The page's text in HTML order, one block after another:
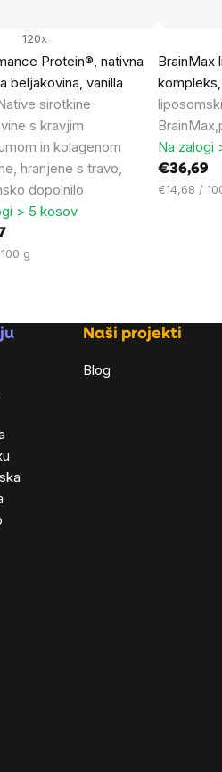
Protein®, nativna
beljakovina, vanilla
sirotkine
s kravjim
in kolagenom
hranjene s travo,
dopolnilo
120x
> 5 kosov
g
BrainMax
Na zalogi
€36,69
Cena
€14,68 /
Naši projekti
Blog